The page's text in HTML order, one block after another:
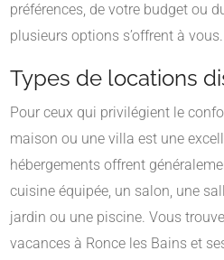
préférences, de votre budget ou
plusieurs options s’offrent à vous.
Types de locations
Pour ceux qui privilégient le
maison ou une villa est une
hébergements offrent
cuisine équipée, un salon, une
jardin ou une piscine. Vous
vacances à Ronce les Bains et